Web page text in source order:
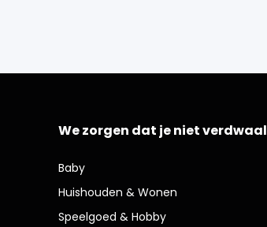
We zorgen dat je niet verdwaal
Baby
Huishouden & Wonen
Speelgoed & Hobby